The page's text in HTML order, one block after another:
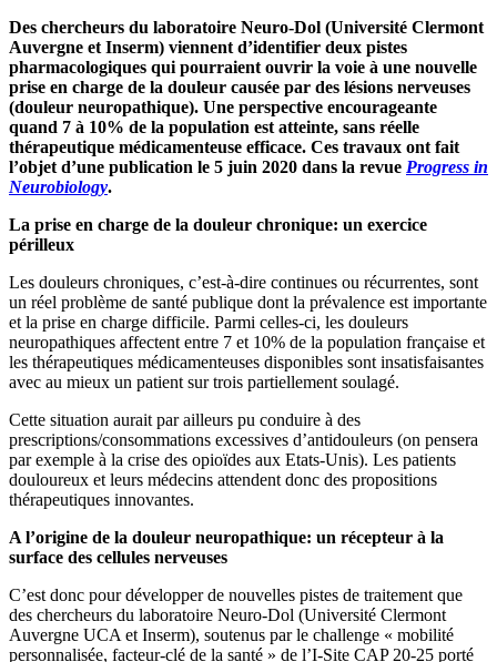
Des chercheurs du laboratoire Neuro-Dol (Université Clermont
Auvergne et Inserm) viennent d’identifier deux pistes
pharmacologiques qui pourraient ouvrir la voie à une nouvelle
prise en charge de la douleur causée par des lésions nerveuses
(douleur neuropathique). Une perspective encourageante
quand 7 à 10% de la population est atteinte, sans réelle
thérapeutique médicamenteuse efficace. Ces travaux ont fait
l’objet d’une publication le 5 juin 2020 dans la revue Progress in
Neurobiology.
La prise en charge de la douleur chronique: un exercice
périlleux
Les douleurs chroniques, c’est-à-dire continues ou récurrentes, sont
un réel problème de santé publique dont la prévalence est importante
et la prise en charge difficile. Parmi celles-ci, les douleurs
neuropathiques affectent entre 7 et 10% de la population française et
les thérapeutiques médicamenteuses disponibles sont insatisfaisantes
avec au mieux un patient sur trois partiellement soulagé.
Cette situation aurait par ailleurs pu conduire à des
prescriptions/consommations excessives d’antidouleurs (on pensera
par exemple à la crise des opioïdes aux Etats-Unis). Les patients
douloureux et leurs médecins attendent donc des propositions
thérapeutiques innovantes.
A l’origine de la douleur neuropathique: un récepteur à la
surface des cellules nerveuses
C’est donc pour développer de nouvelles pistes de traitement que
des chercheurs du laboratoire Neuro-Dol (Université Clermont
Auvergne UCA et Inserm), soutenus par le challenge « mobilité
personnalisée, facteur-clé de la santé » de l’I-Site CAP 20-25 porté